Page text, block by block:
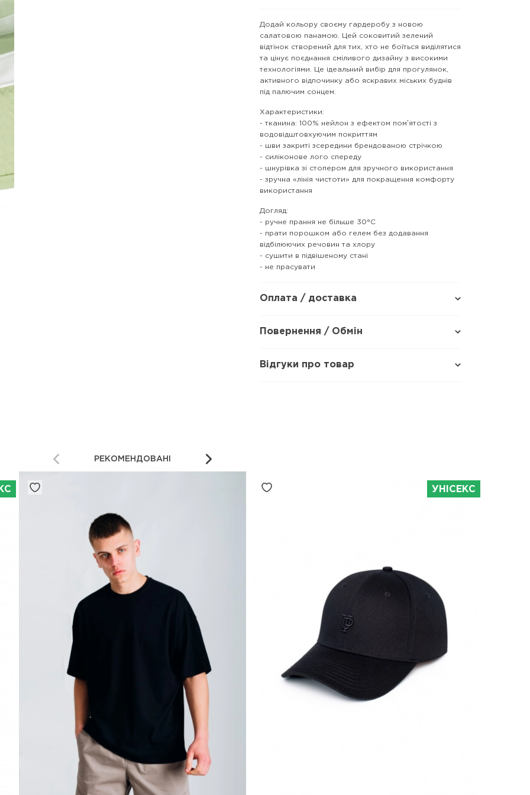
Додай кольору своєму гардеробу з новою
салатовою панамою. Цей соковитий зелений
відтінок створений для тих, хто не боїться виділятися
та цінує поєднання сміливого дизайну з високими
технологіями. Це ідеальний вибір для прогулянок,
активного відпочинку або яскравих міських буднів
під палючим сонцем.
Характеристики:
- тканина: 100% нейлон з ефектом помʼятості з
водовідштовхуючим покриттям
- шви закриті зсередини брендованою стрічкою
- силіконове лого спереду
- шнурівка зі стопером для зручного використання
- зручна «лінія чистоти» для покращення комфорту
використання
Догляд:
- ручне прання не більше 30°C
- прати порошком або гелем без додавання
відбілюючих речовин та хлору
- сушити в підвішеному стані
- не прасувати
Оплата / доставка
Повернення / Обмін
Відгуки про товар
РЕКОМЕНДОВАНІ
УНІСЕКС